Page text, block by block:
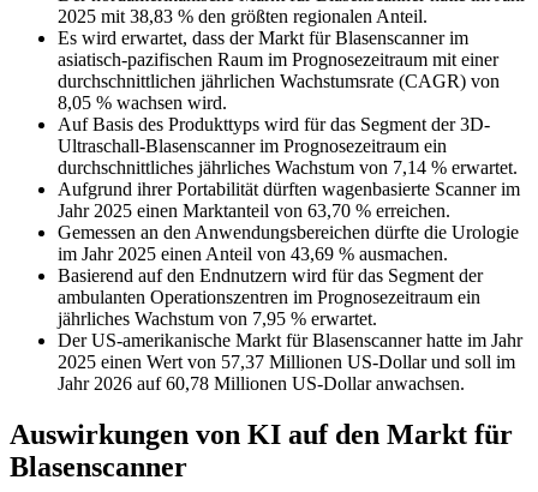
2025 mit 38,83 % den größten regionalen Anteil.
Es wird erwartet, dass der Markt für Blasenscanner im
asiatisch-pazifischen Raum im Prognosezeitraum mit einer
durchschnittlichen jährlichen Wachstumsrate (CAGR) von
8,05 % wachsen wird.
Auf Basis des Produkttyps wird für das Segment der 3D-
Ultraschall-Blasenscanner im Prognosezeitraum ein
durchschnittliches jährliches Wachstum von 7,14 % erwartet.
Aufgrund ihrer Portabilität dürften wagenbasierte Scanner im
Jahr 2025 einen Marktanteil von 63,70 % erreichen.
Gemessen an den Anwendungsbereichen dürfte die Urologie
im Jahr 2025 einen Anteil von 43,69 % ausmachen.
Basierend auf den Endnutzern wird für das Segment der
ambulanten Operationszentren im Prognosezeitraum ein
jährliches Wachstum von 7,95 % erwartet.
Der US-amerikanische Markt für Blasenscanner hatte im Jahr
2025 einen Wert von 57,37 Millionen US-Dollar und soll im
Jahr 2026 auf 60,78 Millionen US-Dollar anwachsen.
Auswirkungen von KI auf den Markt für
Blasenscanner